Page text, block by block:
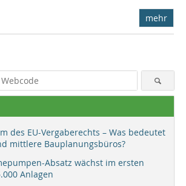
mehr
des EU-Vergaberechts – Was bedeutet
mittlere Bauplanungsbüros?
Absatz wächst im ersten
Anlagen